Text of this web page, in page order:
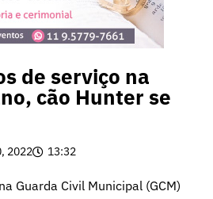
de serviço na
cão Hunter se
2022 13:32
Guarda Civil Municipal (GCM)